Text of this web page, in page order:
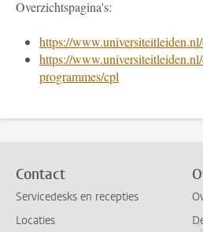
Overzichtspagina's:
https://
https://
programmes/cpl
Contact
Servicedesks en recepties
Locaties